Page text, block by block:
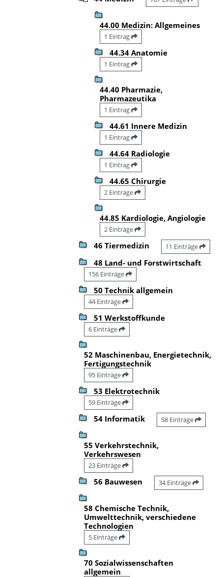
44.00 Medizin: Allgemeines
1 Eintrag
44.34 Anatomie
1 Eintrag
44.40 Pharmazie,
Pharmazeutika
1 Eintrag
44.61 Innere Medizin
1 Eintrag
44.64 Radiologie
1 Eintrag
44.65 Chirurgie
2 Einträge
44.85 Kardiologie, Angiologie
2 Einträge
46 Tiermedizin 11 Einträge
48 Land- und Forstwirtschaft
156 Einträge
50 Technik allgemein
44 Einträge
51 Werkstoffkunde
6 Einträge
52 Maschinenbau, Energietechnik,
Fertigungstechnik
95 Einträge
53 Elektrotechnik
59 Einträge
54 Informatik 58 Einträge
55 Verkehrstechnik,
Verkehrswesen
23 Einträge
56 Bauwesen 34 Einträge
58 Chemische Technik,
Umwelttechnik, verschiedene
Technologien
5 Einträge
70 Sozialwissenschaften
allgemein